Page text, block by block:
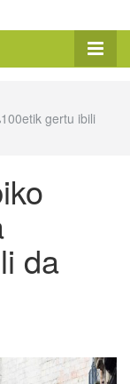
gertu ibili
da